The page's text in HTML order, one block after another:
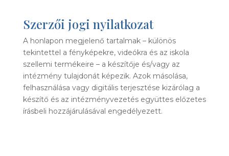
Szerzői jogi nyilatkozat
A honlapon megjelenő tartalmak – különös
tekintettel a fényképekre, videókra és az iskola
szellemi termékeire – a készítője és/vagy az
intézmény tulajdonát képezik. Azok másolása,
felhasználása vagy digitális terjesztése kizárólag a
készítő és az intézményvezetés együttes előzetes
írásbeli hozzájárulásával engedélyezett.